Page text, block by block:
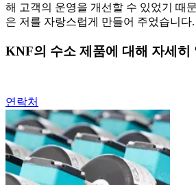
해 고객의 운영을 개선할 수 있었기 때
은 저를 자랑스럽게 만들어 주었습니다.
KNF의 수소 제품에 대해 자세히
연락처